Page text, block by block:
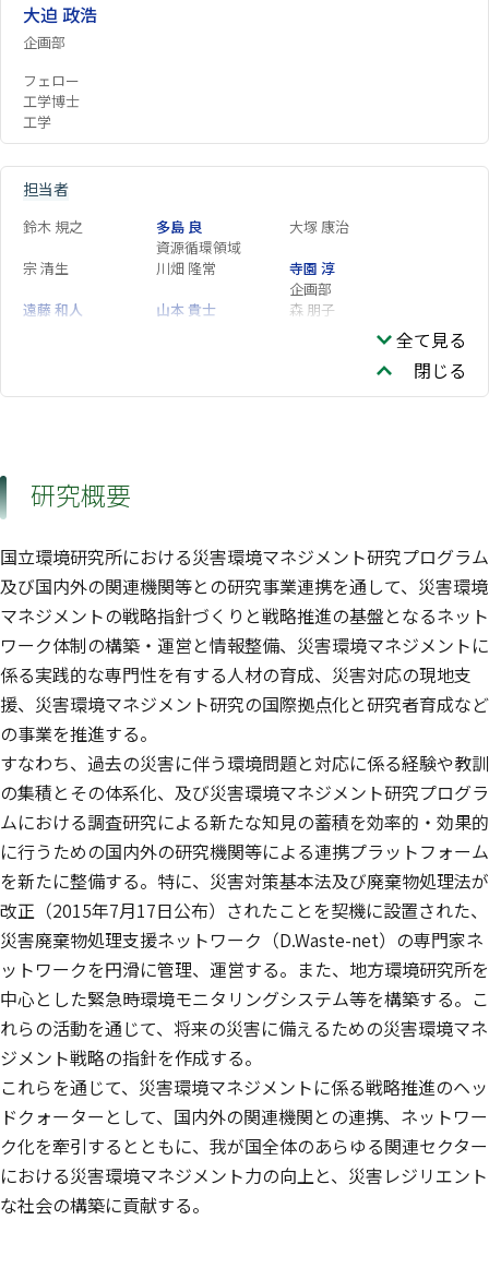
大迫 政浩
企画部
フェロー
工学博士
工学
担当者
鈴木 規之
多島 良
資源循環領域
大塚 康治
宗 清生
川畑 隆常
寺園 淳
企画部
遠藤 和人
山本 貴士
森 朋子
全て見る
閉じる
研究概要
国立環境研究所における災害環境マネジメント研究プログラム
及び国内外の関連機関等との研究事業連携を通して、災害環境
マネジメントの戦略指針づくりと戦略推進の基盤となるネット
ワーク体制の構築・運営と情報整備、災害環境マネジメントに
係る実践的な専門性を有する人材の育成、災害対応の現地支
援、災害環境マネジメント研究の国際拠点化と研究者育成など
の事業を推進する。
すなわち、過去の災害に伴う環境問題と対応に係る経験や教訓
の集積とその体系化、及び災害環境マネジメント研究プログラ
ムにおける調査研究による新たな知見の蓄積を効率的・効果的
に行うための国内外の研究機関等による連携プラットフォーム
を新たに整備する。特に、災害対策基本法及び廃棄物処理法が
改正（2015年7月17日公布）されたことを契機に設置された、
災害廃棄物処理支援ネットワーク（D.Waste-net）の専門家ネ
ットワークを円滑に管理、運営する。また、地方環境研究所を
中心とした緊急時環境モニタリングシステム等を構築する。こ
れらの活動を通じて、将来の災害に備えるための災害環境マネ
ジメント戦略の指針を作成する。
これらを通じて、災害環境マネジメントに係る戦略推進のヘッ
ドクォーターとして、国内外の関連機関との連携、ネットワー
ク化を牽引するとともに、我が国全体のあらゆる関連セクター
における災害環境マネジメント力の向上と、災害レジリエント
な社会の構築に貢献する。